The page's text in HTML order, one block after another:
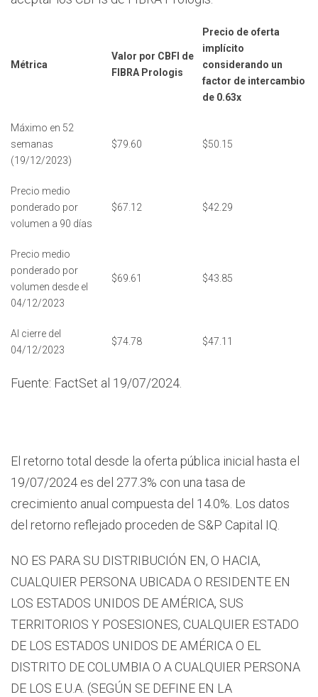
Métrica
Valor por CBFI de
FIBRA Prologis
Precio de oferta
implícito
considerando un
factor de intercambio
de 0.63x
Máximo en 52
semanas
(19/12/2023)
$79.60 $50.15
Precio medio
ponderado por
volumen a 90 días
$67.12 $42.29
Precio medio
ponderado por
volumen desde el
04/12/2023
$69.61 $43.85
Al cierre del
04/12/2023
$74.78 $47.11
Fuente: FactSet al 19/07/2024.
El retorno total desde la oferta pública inicial hasta el
19/07/2024 es del 277.3% con una tasa de
crecimiento anual compuesta del 14.0%. Los datos
del retorno reflejado proceden de S&P Capital IQ.
NO ES PARA SU DISTRIBUCIÓN EN, O HACIA,
CUALQUIER PERSONA UBICADA O RESIDENTE EN
LOS ESTADOS UNIDOS DE AMÉRICA, SUS
TERRITORIOS Y POSESIONES, CUALQUIER ESTADO
DE LOS ESTADOS UNIDOS DE AMÉRICA O EL
DISTRITO DE COLUMBIA O A CUALQUIER PERSONA
DE LOS E.U.A. (SEGÚN SE DEFINE EN LA